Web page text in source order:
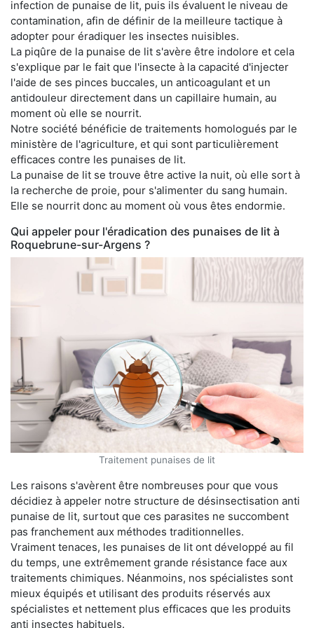
infection de punaise de lit, puis ils évaluent le niveau de
contamination, afin de définir de la meilleure tactique à
adopter pour éradiquer les insectes nuisibles.
La piqûre de la punaise de lit s'avère être indolore et cela
s'explique par le fait que l'insecte à la capacité d'injecter
l'aide de ses pinces buccales, un anticoagulant et un
antidouleur directement dans un capillaire humain, au
moment où elle se nourrit.
Notre société bénéficie de traitements homologués par le
ministère de l'agriculture, et qui sont particulièrement
efficaces contre les punaises de lit.
La punaise de lit se trouve être active la nuit, où elle sort à
la recherche de proie, pour s'alimenter du sang humain.
Elle se nourrit donc au moment où vous êtes endormie.
Qui appeler pour l'éradication des punaises de lit à
Roquebrune-sur-Argens ?
Traitement punaises de lit
Les raisons s'avèrent être nombreuses pour que vous
décidiez à appeler notre structure de désinsectisation anti
punaise de lit, surtout que ces parasites ne succombent
pas franchement aux méthodes traditionnelles.
Vraiment tenaces, les punaises de lit ont développé au fil
du temps, une extrêmement grande résistance face aux
traitements chimiques. Néanmoins, nos spécialistes sont
mieux équipés et utilisant des produits réservés aux
spécialistes et nettement plus efficaces que les produits
anti insectes habituels.